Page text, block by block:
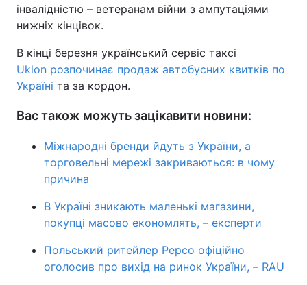
інвалідністю – ветеранам війни з ампутаціями
нижніх кінцівок.
В кінці березня український сервіс таксі
Uklon розпочинає продаж автобусних квитків по
Україні та за кордон.
Вас також можуть зацікавити новини:
Міжнародні бренди йдуть з України, а
торговельні мережі закриваються: в чому
причина
В Україні зникають маленькі магазини,
покупці масово економлять, – експерти
Польський ритейлер Pepco офіційно
оголосив про вихід на ринок України, – RAU